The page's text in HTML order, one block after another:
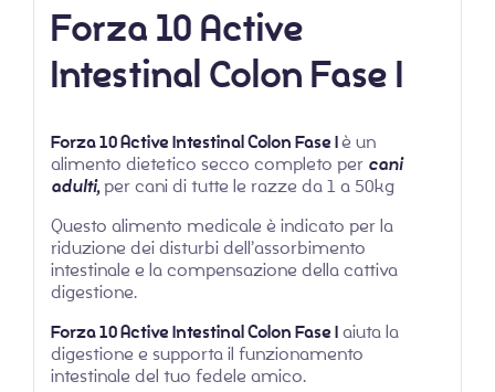
Forza 10 Active
Intestinal Colon Fase I
Forza 10 Active Intestinal Colon Fase Iè un
alimento dietetico secco completo per cani
adulti,per cani di tutte le razze da 1 a 50kg
Questo alimento medicale è indicato per la
riduzione dei disturbi dell’assorbimento
intestinale e la compensazione della cattiva
digestione.
Forza 10 Active Intestinal Colon Fase Iaiuta la
digestione e supporta il funzionamento
intestinale del tuo fedele amico.